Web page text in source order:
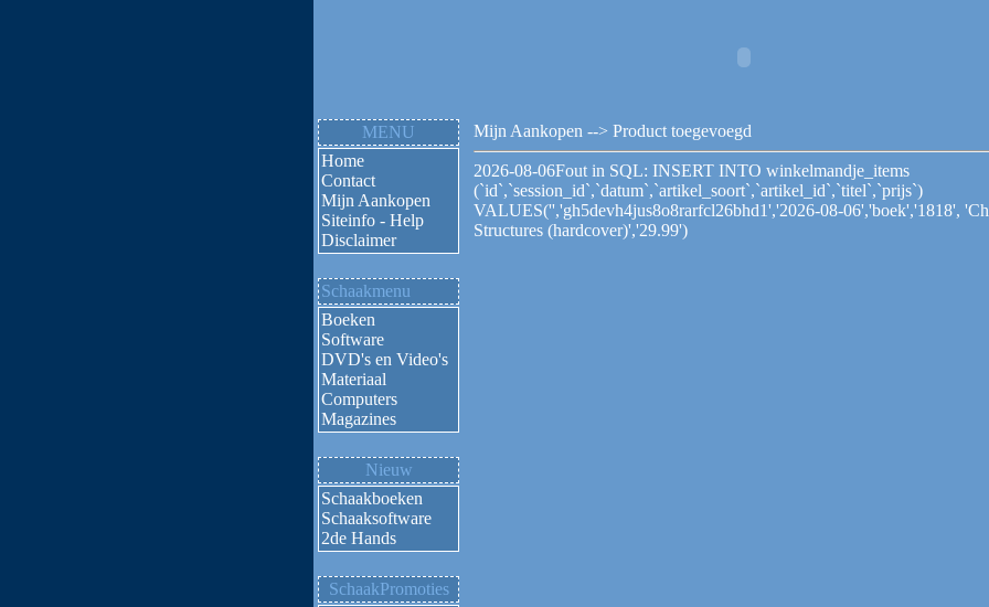
MENU
Home
Contact
Mijn Aankopen
Siteinfo - Help
Disclaimer
Schaakmenu
Boeken
Software
DVD's en Video's
Materiaal
Computers
Magazines
Nieuw
Schaakboeken
Schaaksoftware
2de Hands
SchaakPromoties
Mijn Aankopen --> Product toegevoegd
2026-08-06Fout in SQL: INSERT INTO winkelmandje_items
(`id`,`session_id`,`datum`,`artikel_soort`,`artikel_id`,`titel`,`prijs`)
VALUES('','gh5devh4jus8o8rarfcl26bhd1','2026-08-06','boek','1818',
Structures (hardcover)','29.99')